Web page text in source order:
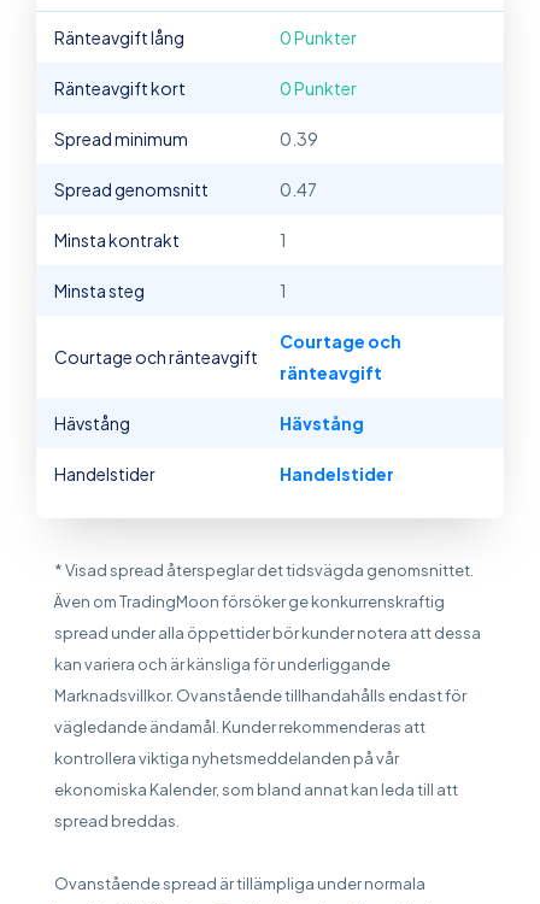
Ränteavgift lång 0 Punkter
Ränteavgift kort 0 Punkter
Spread minimum 0.39
Spread genomsnitt 0.47
Minsta kontrakt 1
Minsta steg 1
Courtage och ränteavgift
Courtage och
ränteavgift
Hävstång Hävstång
Handelstider Handelstider
* Visad spread återspeglar det tidsvägda genomsnittet.
Även om TradingMoon försöker ge konkurrenskraftig
spread under alla öppettider bör kunder notera att dessa
kan variera och är känsliga för underliggande
Marknadsvillkor. Ovanstående tillhandahålls endast för
vägledande ändamål. Kunder rekommenderas att
kontrollera viktiga nyhetsmeddelanden på vår
ekonomiska Kalender, som bland annat kan leda till att
spread breddas.
Ovanstående spread är tillämpliga under normala